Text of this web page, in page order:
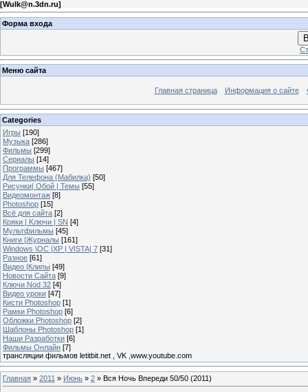
[Wulk@n.3dn.ru]
Форма входа
Меню сайта
Главная страница Информация о сайте
Categories
Игры [190]
Музыка [286]
Фильмы [299]
Сериалы [14]
Программы [467]
Для Телефона (Мабилка) [50]
Рисунки| Обой | Темы [55]
Видеомонтаж [8]
Photoshop [15]
Всё для сайта [2]
Кряки | Kлючи | SN [4]
Мультфильмы [45]
Книги |Журналы [161]
Windows \OC |XP | VISTA| 7 [31]
Разное [61]
Видео |Клипы [49]
Новости Сайта [9]
Ключи Nod 32 [4]
Видео уроки [47]
Кисти Photoshop [1]
Рамки Photoshop [6]
Обложки Photoshop [2]
Шаблоны Photoshop [1]
Наши Разработки [6]
Фильмы Онлайн [7]
трансляции фильмов letitbit.net , VK ,www.youtube.com
Главная » 2011 » Июнь » 2 » Вся Ночь Впереди 50/50 (2011)